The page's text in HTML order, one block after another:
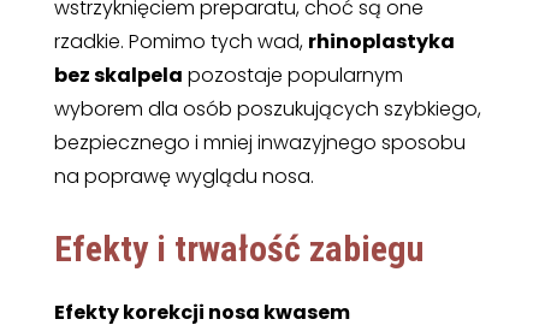
wstrzyknięciem preparatu, choć są one
rzadkie. Pomimo tych wad, rhinoplastyka
bez skalpela pozostaje popularnym
wyborem dla osób poszukujących szybkiego,
bezpiecznego i mniej inwazyjnego sposobu
na poprawę wyglądu nosa.
Efekty i trwałość zabiegu
Efekty korekcji nosa kwasem